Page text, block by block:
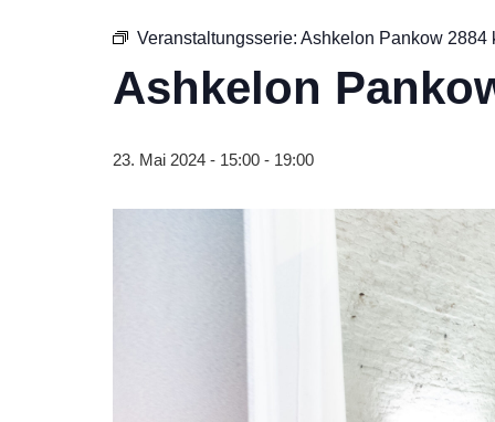
Veranstaltungsserie: Ashkelon Pankow 2884
Ashkelon
23. Mai 2024 - 15:00 - 19:00